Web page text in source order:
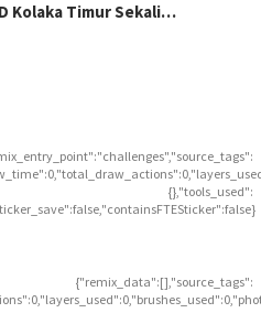
Kolaka Timur Sekali…
{},"tools_used":
{"remix_data":[],"source_tags":